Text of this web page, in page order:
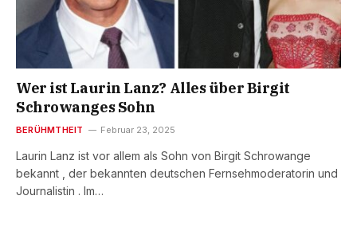
Wer ist Laurin Lanz? Alles über Birgit
Schrowanges Sohn
BERÜHMTHEIT Februar 23, 2025
Laurin Lanz ist vor allem als Sohn von Birgit Schrowange
bekannt , der bekannten deutschen Fernsehmoderatorin und
Journalistin . Im…